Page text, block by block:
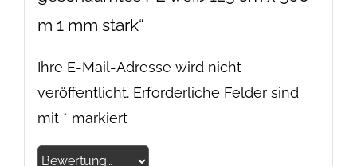
m 1 mm stark“
Ihre E-Mail-Adresse wird nicht
veröffentlicht. Erforderliche Felder sind
mit * markiert